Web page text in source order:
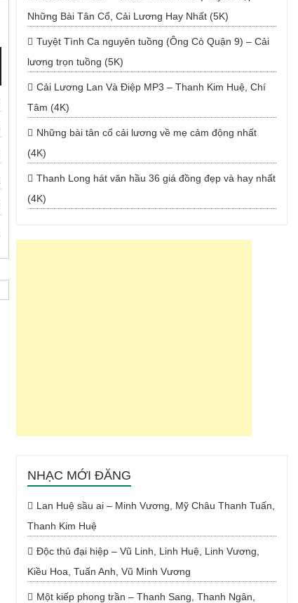
Những Bài Tân Cổ, Cải Lương Hay Nhất (5K)
Tuyệt Tình Ca nguyên tuồng (Ông Cò Quận 9) – Cải
lương trọn tuồng (5K)
Cải Lương Lan Và Điệp MP3 – Thanh Kim Huệ, Chí
Tâm (4K)
Những bài tân cổ cải lương về mẹ cảm động nhất
(4K)
Thanh Long hát văn hầu 36 giá đồng đẹp và hay nhất
(4K)
NHẠC MỚI ĐĂNG
Lan Huệ sầu ai – Minh Vương, Mỹ Châu Thanh Tuấn,
Thanh Kim Huệ
Độc thủ đại hiệp – Vũ Linh, Linh Huệ, Linh Vương,
Kiều Hoa, Tuấn Anh, Vũ Minh Vương
Một kiếp phong trần – Thanh Sang, Thanh Ngân,